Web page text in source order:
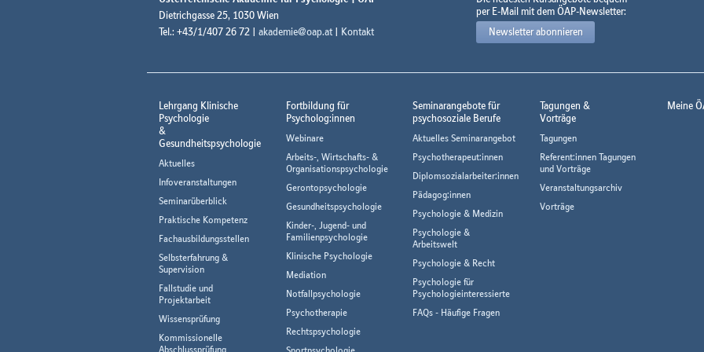
Dietrichgasse 25, 1030 Wien
Tel.: +43/1/407 26 72 | akademie@oap.at | Kontakt
per E-Mail mit dem ÖAP-Newsletter:
Newsletter abonnieren
Lehrgang Klinische
Psychologie
&
Gesundheitspsychologie
Aktuelles
Infoveranstaltungen
Seminarüberblick
Praktische Kompetenz
Fachausbildungsstellen
Selbsterfahrung &
Supervision
Fallstudie und
Projektarbeit
Wissensprüfung
Kommissionelle
Abschlussprüfung
Fortbildung für
Psycholog:innen
Webinare
Arbeits-, Wirtschafts- &
Organisationspsychologie
Gerontopsychologie
Gesundheitspsychologie
Kinder-, Jugend- und
Familienpsychologie
Klinische Psychologie
Mediation
Notfallpsychologie
Psychotherapie
Rechtspsychologie
Seminarangebote für
psychosoziale Berufe
Aktuelles Seminarangebot
Psychotherapeut:innen
Diplomsozialarbeiter:innen
Pädagog:innen
Psychologie & Medizin
Psychologie &
Arbeitswelt
Psychologie & Recht
Psychologie für
Psychologieinteressierte
FAQs - Häufige Fragen
Tagungen &
Vorträge
Tagungen
Referent:innen Tagungen
und Vorträge
Veranstaltungsarchiv
Vorträge
Meine